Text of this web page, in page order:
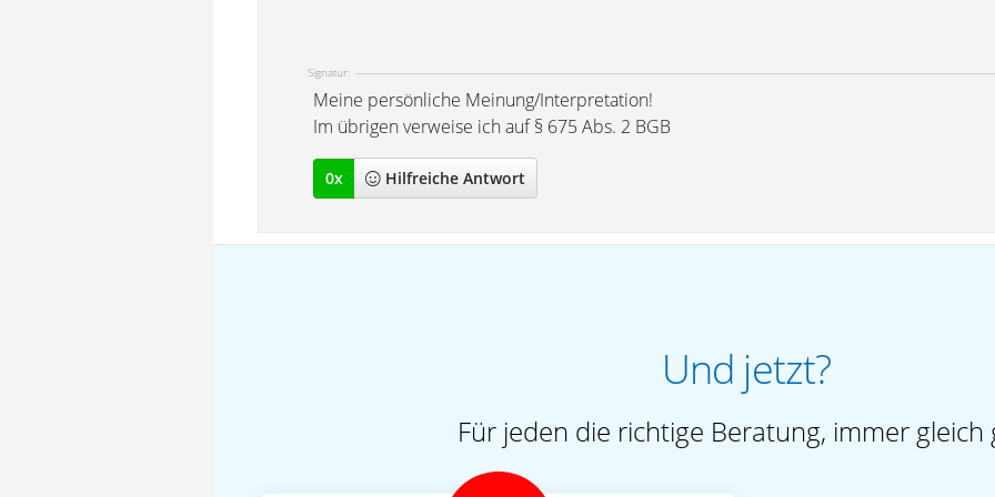
Signatur:
Meine persönliche Meinung/Interpretation!
Im übrigen verweise ich auf § 675 Abs. 2 BGB
0x Hilfreiche Antwort
Und jetzt?
Für jeden die richtige Beratung, immer gleich